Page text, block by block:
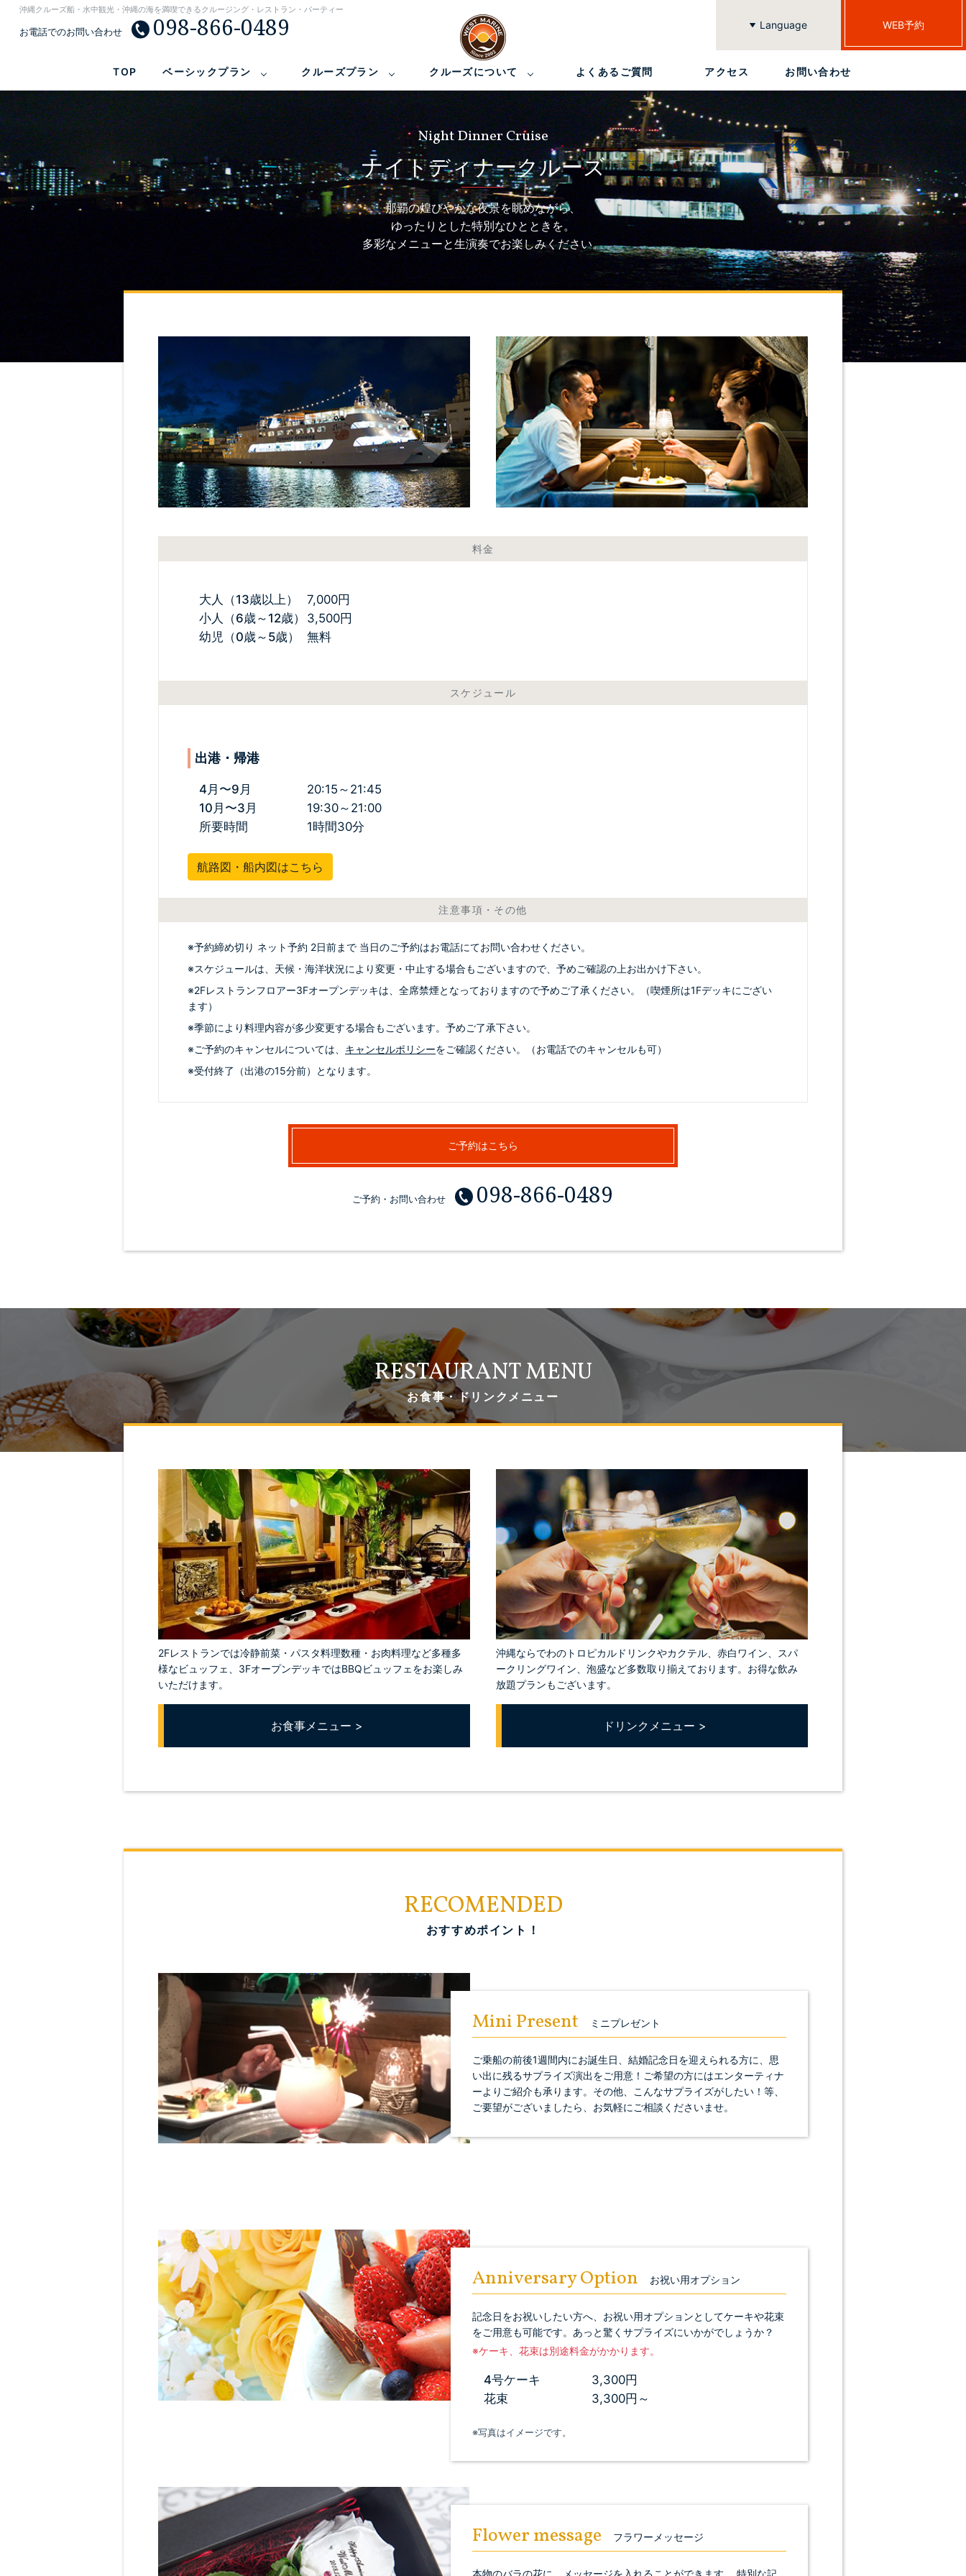
沖縄クルーズ船・水中観光・沖縄の海を満喫できるクルージング・レストラン・パーティー
お電話でのお問い合わせ 098-866-0489 Language
繁體中文
簡体中文
한국어
English
日本語
WEB予約
TOP ベーシックプラン クルーズプラン クルーズについて よくあるご質問 アクセス お問い合わせ
Night Dinner Cruise
ナイトディナークルーズ
那覇の煌びやかな夜景を眺めながら、
ゆったりとした特別なひとときを。
多彩なメニューと生演奏でお楽しみください。
料金
大人（13歳以上）
7,000円
小人（6歳～12歳）
3,500円
幼児（0歳～5歳）
無料
スケジュール
出港・帰港
4月〜9月
20:15～21:45
10月〜3月
19:30～21:00
所要時間
1時間30分
航路図・船内図はこちら
注意事項・その他
※予約締め切り ネット予約 2日前まで 当日のご予約はお電話にてお問い合わせください。
※スケジュールは、天候・海洋状況により変更・中止する場合もございますので、予めご確認の上お出かけ下さい。
※2Fレストランフロアー3Fオープンデッキは、全席禁煙となっておりますので予めご了承ください。（喫煙所は1Fデッキにござい
ます）
※季節により料理内容が多少変更する場合もございます。予めご了承下さい。
※ご予約のキャンセルについては、 キャンセルポリシーをご確認ください。（お電話でのキャンセルも可）
※受付終了（出港の15分前）となります。
ご予約はこちら
ご予約・お問い合わせ 098-866-0489
RESTAURANT MENU
お食事・ドリンクメニュー
2Fレストランでは冷静前菜・パスタ料理数種・お肉料理など多種多
様なビュッフェ、3FオープンデッキではBBQビュッフェをお楽しみ
いただけます。
お食事メニュー >
沖縄ならでわのトロピカルドリンクやカクテル、赤白ワイン、スパ
ークリングワイン、泡盛など多数取り揃えております。お得な飲み
放題プランもございます。
ドリンクメニュー >
RECOMENDED
おすすめポイント！
Mini Present ミニプレゼント
ご乗船の前後1週間内にお誕生日、結婚記念日を迎えられる方に、思
い出に残るサプライズ演出をご用意！ご希望の方にはエンターティナ
ーよりご紹介も承ります。その他、こんなサプライズがしたい！等、
ご要望がございましたら、お気軽にご相談くださいませ。
Anniversary Option お祝い用オプション
記念日をお祝いしたい方へ、お祝い用オプションとしてケーキや花束
をご用意も可能です。あっと驚くサプライズにいかがでしょうか？
※ケーキ、花束は別途料金がかかります。
4号ケーキ
3,300円
花束
3,300円～
※写真はイメージです。
Flower message フラワーメッセージ
本物のバラの花に、メッセージを入れることができます。 特別な記